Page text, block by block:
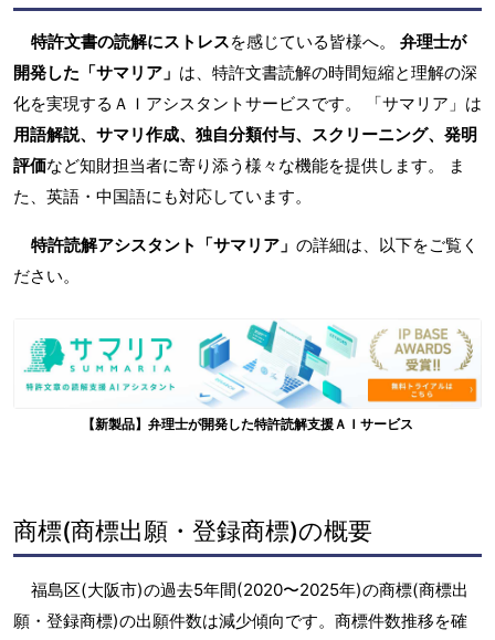
特許文書の読解にストレスを感じている皆様へ。 弁理士が
開発した「サマリア」 は、特許文書読解の時間短縮と理解の深
化を実現するＡＩアシスタントサービスです。 「サマリア」は
用語解説、サマリ作成、独自分類付与、スクリーニング、発明
評価など知財担当者に寄り添う様々な機能を提供します。 ま
た、英語・中国語にも対応しています。
特許読解アシスタント「サマリア」 の詳細は、以下をご覧く
ださい。
【新製品】弁理士が開発した特許読解支援ＡＩサービス
商標(商標出願・登録商標)の概要
福島区(大阪市)の過去5年間(2020〜2025年)の商標(商標出
願・登録商標)の出願件数は減少傾向です。商標件数推移を確